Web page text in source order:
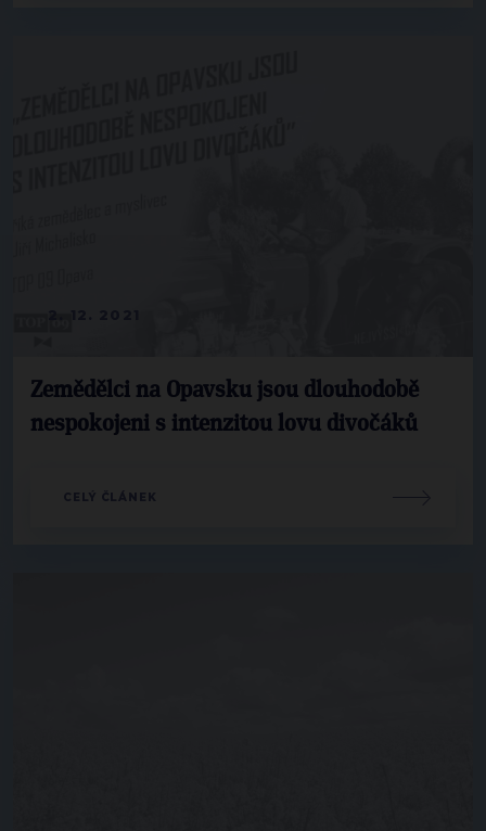
Zemědělci na Opavsku jsou dlouhodobě
nespokojeni s intenzitou lovu divočáků
CELÝ ČLÁNEK